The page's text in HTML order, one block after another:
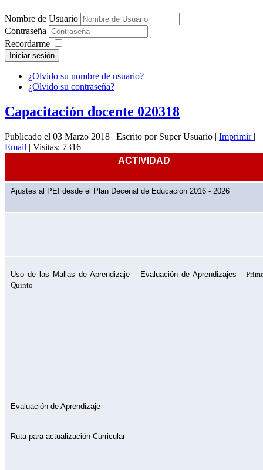
Nombre de Usuario
Contraseña
Recordarme
Iniciar sesión
¿Olvido su nombre de usuario?
¿Olvido su contraseña?
Capacitación docente 020318
Publicado el 03 Marzo 2018 | Escrito por Super Usuario | Imprimir |
Email | Visitas: 7316
ACTIVIDAD
Ajustes al PEI desde el Plan Decenal de Educación 2016 - 2026
Uso de las Mallas de Aprendizaje – Evaluación de Aprendizajes -
Quinto
Evaluación de Aprendizaje
Ruta para actualización Curricular